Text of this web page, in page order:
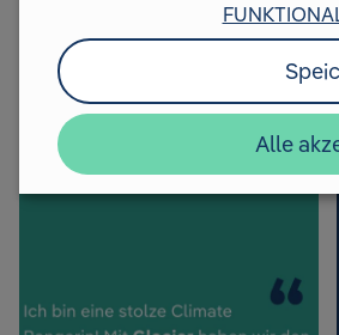
Was sagen
Climate Ranger?
Alle